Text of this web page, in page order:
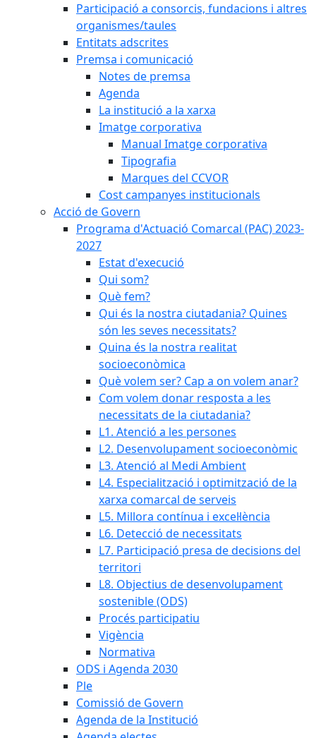
Participació a consorcis, fundacions i altres
organismes/taules
Entitats adscrites
Premsa i comunicació
Notes de premsa
Agenda
La institució a la xarxa
Imatge corporativa
Manual Imatge corporativa
Tipografia
Marques del CCVOR
Cost campanyes institucionals
Acció de Govern
Programa d'Actuació Comarcal (PAC) 2023-
2027
Estat d'execució
Qui som?
Què fem?
Qui és la nostra ciutadania? Quines
són les seves necessitats?
Quina és la nostra realitat
socioeconòmica
Què volem ser? Cap a on volem anar?
Com volem donar resposta a les
necessitats de la ciutadania?
L1. Atenció a les persones
L2. Desenvolupament socioeconòmic
L3. Atenció al Medi Ambient
L4. Especialització i optimització de la
xarxa comarcal de serveis
L5. Millora contínua i excel·lència
L6. Detecció de necessitats
L7. Participació presa de decisions del
territori
L8. Objectius de desenvolupament
sostenible (ODS)
Procés participatiu
Vigència
Normativa
ODS i Agenda 2030
Ple
Comissió de Govern
Agenda de la Institució